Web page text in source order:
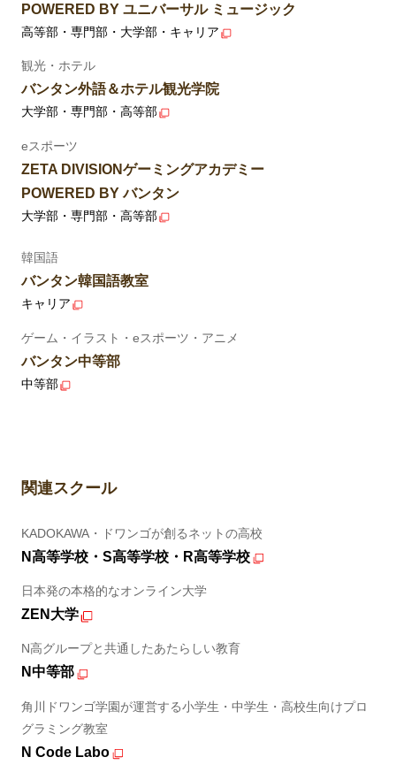
POWERED BY ユニバーサル ミュージック
高等部・専門部・大学部・キャリア
観光・ホテル
バンタン外語＆ホテル観光学院
大学部・専門部・高等部
eスポーツ
ZETA DIVISIONゲーミングアカデミー
POWERED BY バンタン
大学部・専門部・高等部
韓国語
バンタン韓国語教室
キャリア
ゲーム・イラスト・eスポーツ・アニメ
バンタン中等部
中等部
関連スクール
KADOKAWA・ドワンゴが創るネットの高校
N高等学校・S高等学校・R高等学校
日本発の本格的なオンライン大学
ZEN大学
N高グループと共通したあたらしい教育
N中等部
角川ドワンゴ学園が運営する小学生・中学生・高校生向けプロ
グラミング教室
N Code Labo